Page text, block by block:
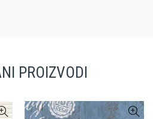
PROIZVODI